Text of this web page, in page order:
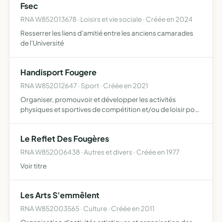
Fsec
RNA W852013678 · Loisirs et vie sociale · Créée en 2024
Resserrer les liens d'amitié entre les anciens camarades
de l'Université
Handisport Fougere
RNA W852012647 · Sport · Créée en 2021
Organiser, promouvoir et développer les activités
physiques et sportives de compétition et/ou de loisir pour
Le Reflet Des Fougères
RNA W852006438 · Autres et divers · Créée en 1977
Voir titre
Les Arts S'emmêlent
RNA W852003565 · Culture · Créée en 2011